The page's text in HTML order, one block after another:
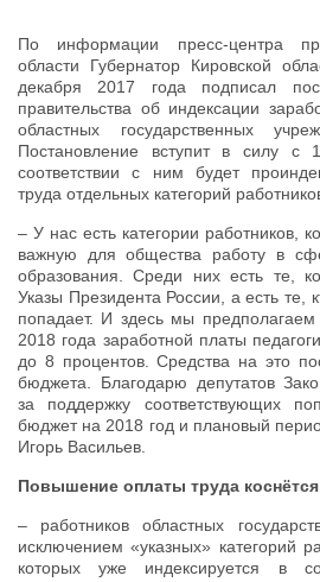
По информации пресс-центра
области Губернатор Кировской
декабря 2017 года подписал
правительства об индексации
областных государственных
Постановление вступит в силу
соответствии с ним будет
труда отдельных категорий
– У нас есть категории работников,
важную для общества работу в
образования. Среди них есть те,
Указы Президента России, а есть те,
попадает. И здесь мы
2018 года заработной платы
до 8 процентов. Средства на это
бюджета. Благодарю депутатов
за поддержку соответствующих
бюджет на 2018 год и плановый
Игорь Васильев.
Повышение оплаты труда
– работников областных
исключением «указных» категорий
которых уже индексируется в